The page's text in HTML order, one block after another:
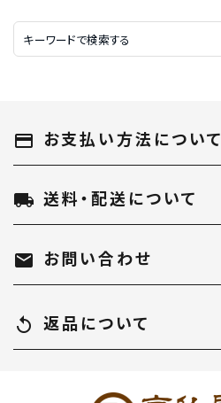
payment お支払い方法について
local_shipping 送料・配送について
mail お問い合わせ
replay 返品について